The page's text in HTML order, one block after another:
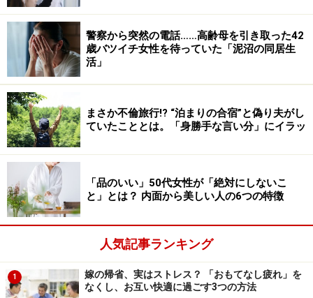
「いいですよ、気楽な人で。だけどもしかしたら、実母
と義母が反目しあうかもしれないとちょっと不安だった
んです」
顔合わせの食事会では、適当な話をするリカコさんの父
と夫の母が楽しそうに笑っている一方で、実母は少し不
機嫌そうな顔を見せた。夫の父はいつでもニコニコして
いる人で、よくいえば協調しているようだが、実は我関
せずというタイプだとリカコさんは分析する。
＞ある日を境に意気投合、しまいには……
※記事内容は執筆時点のものです。最新の内容をご確認くださ
い。
警察から突然の電話……高齢母を引き取った42
歳バツイチ女性を待っていた「泥沼の同居生
活」
まさか不倫旅行!? “泊まりの合宿”と偽り夫がし
ていたこととは。「身勝手な言い分」にイラッ
「品のいい」50代女性が「絶対にしないこ
と」とは？ 内面から美しい人の6つの特徴
人気記事ランキング
1
嫁の帰省、実はストレス？ 「おもてなし疲れ」を
なくし、お互い快適に過ごす3つの方法